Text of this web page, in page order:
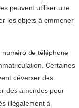
peuvent utiliser une
les objets à emmener
numéro de téléphone
Certaines
déverser des
des amendes pour
illégalement à